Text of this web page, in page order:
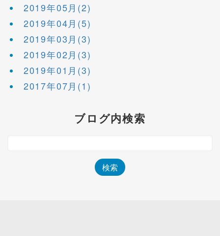
2019年05月(2)
2019年04月(5)
2019年03月(3)
2019年02月(3)
2019年01月(3)
2017年07月(1)
ブログ内検索